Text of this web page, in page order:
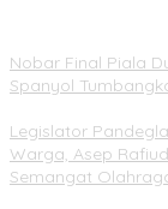
Nobar Final Piala
Spanyol
Legislator
Warga, Asep
Semangat